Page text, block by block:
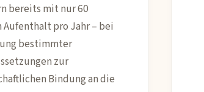
bereits mit nur 60
Aufenthalt pro Jahr – bei
bestimmter
zur
Bindung an die